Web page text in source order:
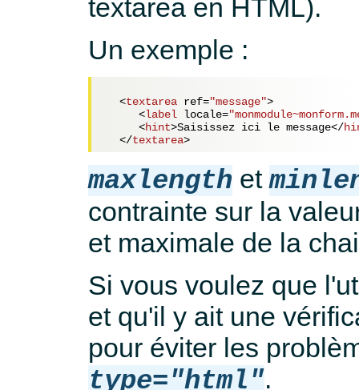
textarea en HTML).
Un exemple :
<textarea ref="message">
<label locale=
<hint>Saisissez ici le message</
</textarea>
maxlength et
contrainte sur la
et maximale de la
Si vous voulez que
et qu'il y ait une
pour éviter les
type="html".